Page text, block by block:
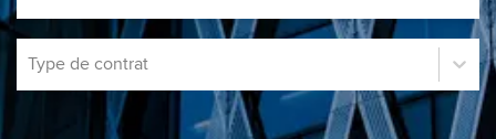
Type de contrat